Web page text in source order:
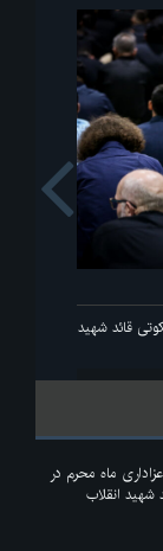
قائد شهید انقلاب
ماه محرم در
شهید انقلاب